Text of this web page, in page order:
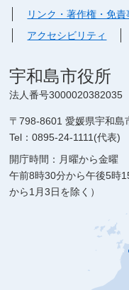
リンク・著作権・免責
アクセシビリティ
宇和島市役所
法人番号3000020382035
〒798-8601 愛媛県宇和島
Tel：0895-24-1111(代表)
開庁時間：月曜から金曜
午前8時30分から午後5時
から1月3日を除く）